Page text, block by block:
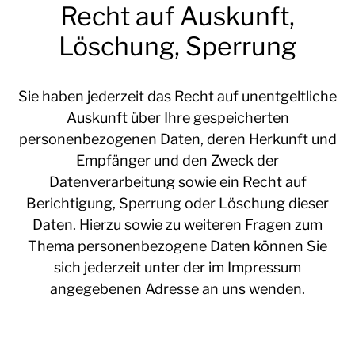
Recht auf Auskunft,
Löschung, Sperrung
Sie haben jederzeit das Recht auf unentgeltliche
Auskunft über Ihre gespeicherten
personenbezogenen Daten, deren Herkunft und
Empfänger und den Zweck der
Datenverarbeitung sowie ein Recht auf
Berichtigung, Sperrung oder Löschung dieser
Daten. Hierzu sowie zu weiteren Fragen zum
Thema personenbezogene Daten können Sie
sich jederzeit unter der im Impressum
angegebenen Adresse an uns wenden.